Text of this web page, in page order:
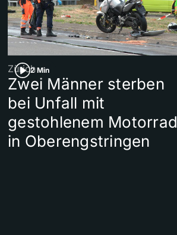
2 Min
Zürich
Zwei Männer sterben
bei Unfall mit
gestohlenem Motorrad
in Oberengstringen